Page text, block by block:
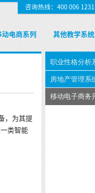
咨询热线：400 006 1231
动电商系列 其他教学系统
，为其提
类智能